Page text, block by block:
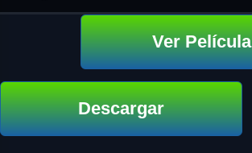
Ver Película
Descargar